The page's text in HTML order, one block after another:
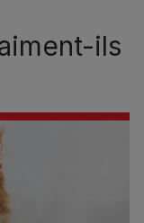
ils